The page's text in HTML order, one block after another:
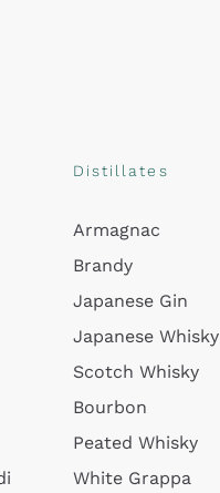
Distillates
Armagnac
Brandy
Japanese Gin
Japanese Whisky
Scotch Whisky
Bourbon
Peated Whisky
White Grappa